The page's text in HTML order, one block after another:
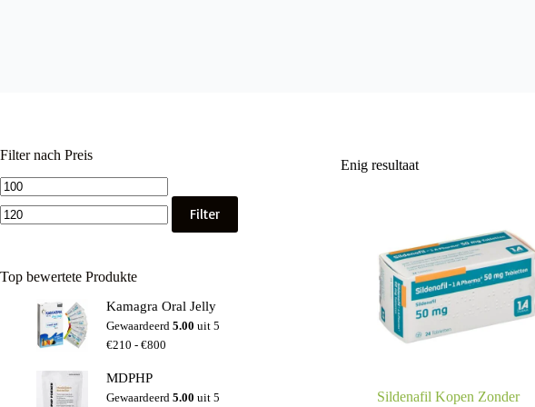
Enig resultaat
Sildenafil Kopen Zonder
Filter nach Preis
Min.
prijs
prijs
Filter
Top bewertete Produkte
Kamagra Oral Jelly
Gewaardeerd5.00 uit 5
€210 - €800
MDPHP
Gewaardeerd5.00 uit 5